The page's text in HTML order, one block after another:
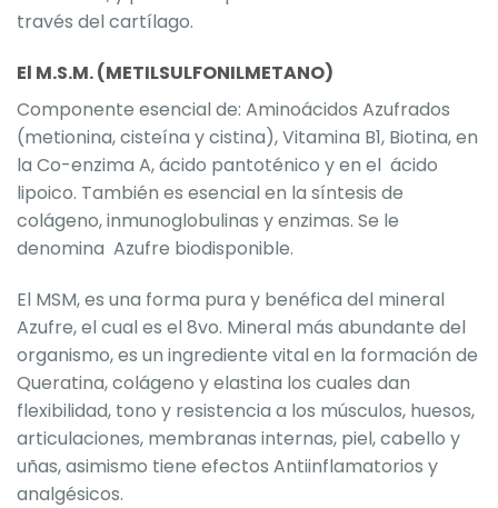
través del cartílago.
El M.S.M. (METILSULFONILMETANO)
Componente esencial de: Aminoácidos Azufrados
(metionina, cisteína y cistina), Vitamina B1, Biotina, en
la Co-enzima A, ácido pantoténico y en el ácido
lipoico. También es esencial en la síntesis de
colágeno, inmunoglobulinas y enzimas. Se le
denomina Azufre biodisponible.
El MSM, es una forma pura y benéfica del mineral
Azufre, el cual es el 8vo. Mineral más abundante del
organismo, es un ingrediente vital en la formación de
Queratina, colágeno y elastina los cuales dan
flexibilidad, tono y resistencia a los músculos, huesos,
articulaciones, membranas internas, piel, cabello y
uñas, asimismo tiene efectos Antiinflamatorios y
analgésicos.